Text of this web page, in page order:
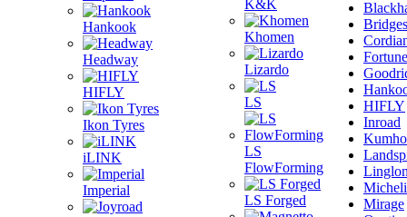
Hankook
Headway
HIFLY
Ikon Tyres
iLINK
Imperial
K&K
Khomen
Lizardo
LS
LS
FlowForming
LS Forged
Fortune
HIFLY
Inroad
Kumho
Mirage